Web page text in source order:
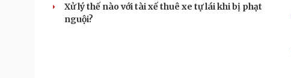
Xử lý thế nào với tài xế thuê xe tự lái khi bị phạt
nguội?